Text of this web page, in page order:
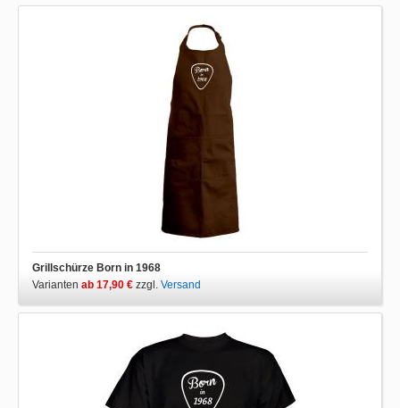
Grillschürze Born in 1968
Varianten ab 17,90 € zzgl. Versand